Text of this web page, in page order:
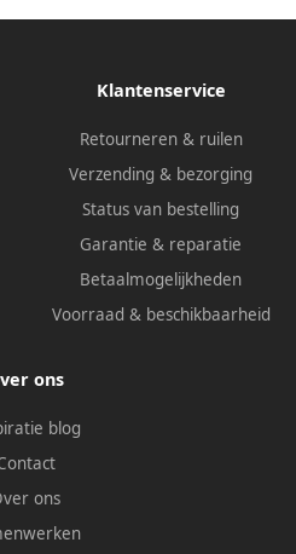
Klantenservice
Retourneren & ruilen
Verzending & bezorging
Status van bestelling
Garantie & reparatie
Betaalmogelijkheden
Voorraad & beschikbaarheid
ons
blog
ons